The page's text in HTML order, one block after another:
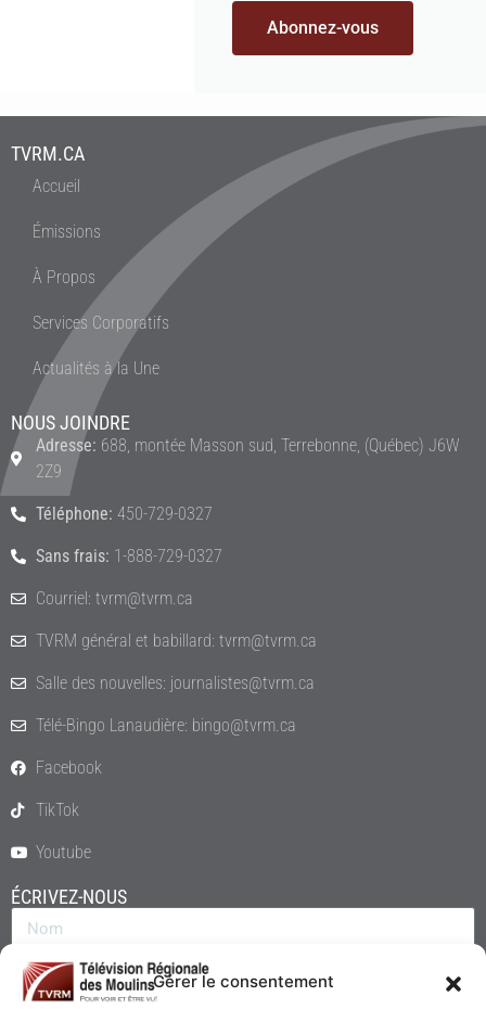
Gérer le consentement
Abonnez-vous
TVRM.CA
Accueil
Émissions
À Propos
Services Corporatifs
Actualités à la Une
NOUS JOINDRE
Adresse: 688, montée Masson sud, Terrebonne, (Québec) J6W
2Z9
Téléphone: 450-729-0327
Sans frais: 1-888-729-0327
Courriel: tvrm@tvrm.ca
TVRM général et babillard: tvrm@tvrm.ca
Salle des nouvelles: journalistes@tvrm.ca
Télé-Bingo Lanaudière: bingo@tvrm.ca
Facebook
TikTok
Youtube
ÉCRIVEZ-NOUS